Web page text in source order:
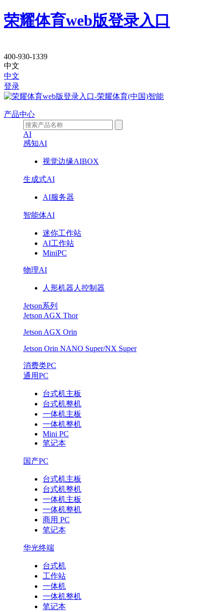
荣耀体育web版登录入口
机
器
人“大
脑”与“小
脑”如
400-930-1339
中文
中文
登录
产品中心
AI
感知AI
视觉边缘AIBOX
生成式AI
AI服务器
智能体AI
迷你工作站
AI工作站
MiniPC
物理AI
人形机器人控制器
Jetson系列
Jetson AGX Thor
Jetson AGX Orin
Jetson Orin NANO Super/NX Super
消费类PC
通用PC
台式机主板
台式机整机
一体机主板
一体机整机
Mini PC
笔记本
国产PC
台式机主板
台式机整机
一体机主板
一体机整机
商用 PC
笔记本
华光终端
台式机
工作站
一体机
一体机整机
笔记本